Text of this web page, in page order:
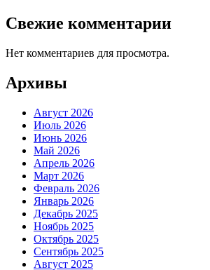
Свежие комментарии
Нет комментариев для просмотра.
Архивы
Август 2026
Июль 2026
Июнь 2026
Май 2026
Апрель 2026
Март 2026
Февраль 2026
Январь 2026
Декабрь 2025
Ноябрь 2025
Октябрь 2025
Сентябрь 2025
Август 2025